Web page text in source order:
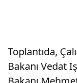
Toplantıda,
Bakanı Vedat